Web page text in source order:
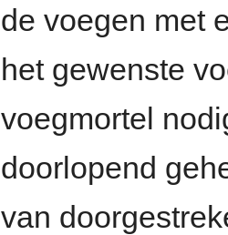
de voegen met
het gewenste
voegmortel
doorlopend
van